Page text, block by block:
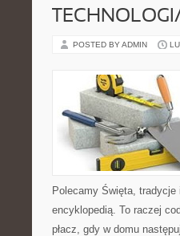
POSTED BY ADMIN
Polecamy Święta,
encyklopedią. To raczej
płacz, gdy w domu